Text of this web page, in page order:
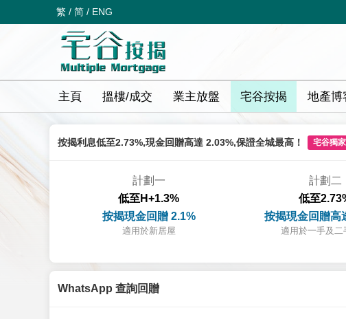
繁 / 简 / ENG
主頁 搵樓/成交 業主放盤 宅谷按揭 地產博
按揭利息低至2.73%,現金回贈高達 2.03%,保證全城最高！ 宅谷獨
計劃一
低至H+1.3%
按揭現金回贈 2.1%
適用於新居屋
計劃二
低至
按揭現金回贈高
適用於一手及二
WhatsApp 查詢回贈